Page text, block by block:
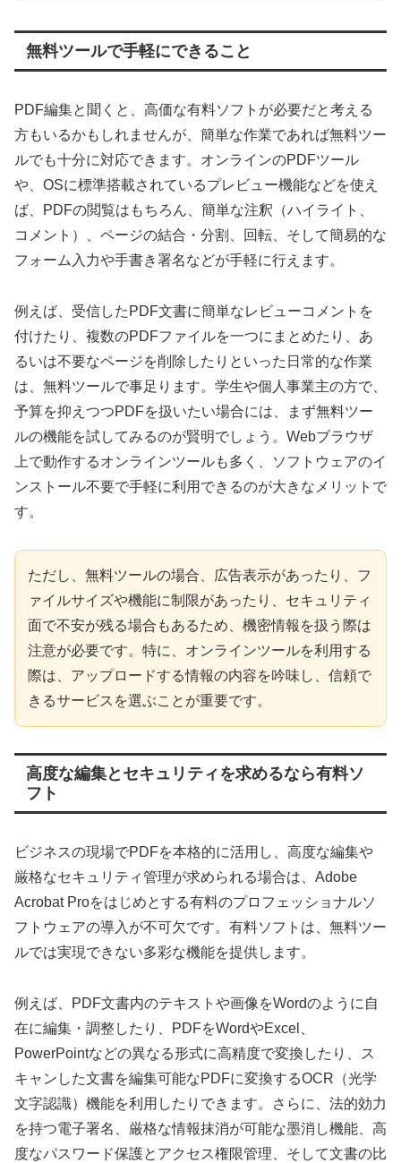
無料ツールで手軽にできること
PDF編集と聞くと、高価な有料ソフトが必要だと考える
方もいるかもしれませんが、簡単な作業であれば無料ツー
ルでも十分に対応できます。オンラインのPDFツール
や、OSに標準搭載されているプレビュー機能などを使え
ば、PDFの閲覧はもちろん、簡単な注釈（ハイライト、
コメント）、ページの結合・分割、回転、そして簡易的な
フォーム入力や手書き署名などが手軽に行えます。
例えば、受信したPDF文書に簡単なレビューコメントを
付けたり、複数のPDFファイルを一つにまとめたり、あ
るいは不要なページを削除したりといった日常的な作業
は、無料ツールで事足ります。学生や個人事業主の方で、
予算を抑えつつPDFを扱いたい場合には、まず無料ツー
ルの機能を試してみるのが賢明でしょう。Webブラウザ
上で動作するオンラインツールも多く、ソフトウェアのイ
ンストール不要で手軽に利用できるのが大きなメリットで
す。
ただし、無料ツールの場合、広告表示があったり、フ
ァイルサイズや機能に制限があったり、セキュリティ
面で不安が残る場合もあるため、機密情報を扱う際は
注意が必要です。特に、オンラインツールを利用する
際は、アップロードする情報の内容を吟味し、信頼で
きるサービスを選ぶことが重要です。
高度な編集とセキュリティを求めるなら有料ソ
フト
ビジネスの現場でPDFを本格的に活用し、高度な編集や
厳格なセキュリティ管理が求められる場合は、Adobe
Acrobat Proをはじめとする有料のプロフェッショナルソ
フトウェアの導入が不可欠です。有料ソフトは、無料ツー
ルでは実現できない多彩な機能を提供します。
例えば、PDF文書内のテキストや画像をWordのように自
在に編集・調整したり、PDFをWordやExcel、
PowerPointなどの異なる形式に高精度で変換したり、ス
キャンした文書を編集可能なPDFに変換するOCR（光学
文字認識）機能を利用したりできます。さらに、法的効力
を持つ電子署名、厳格な情報抹消が可能な墨消し機能、高
度なパスワード保護とアクセス権限管理、そして文書の比